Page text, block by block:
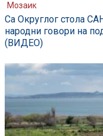
Мозаик
Са Округлог стола
народни говори на
(ВИДЕО)